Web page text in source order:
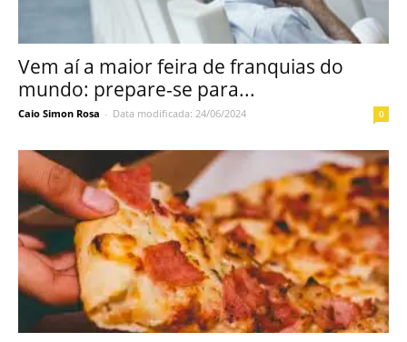
Vem aí a maior feira de franquias do
mundo: prepare-se para...
Caio Simon Rosa - Data modificada: 24/06/2024 0